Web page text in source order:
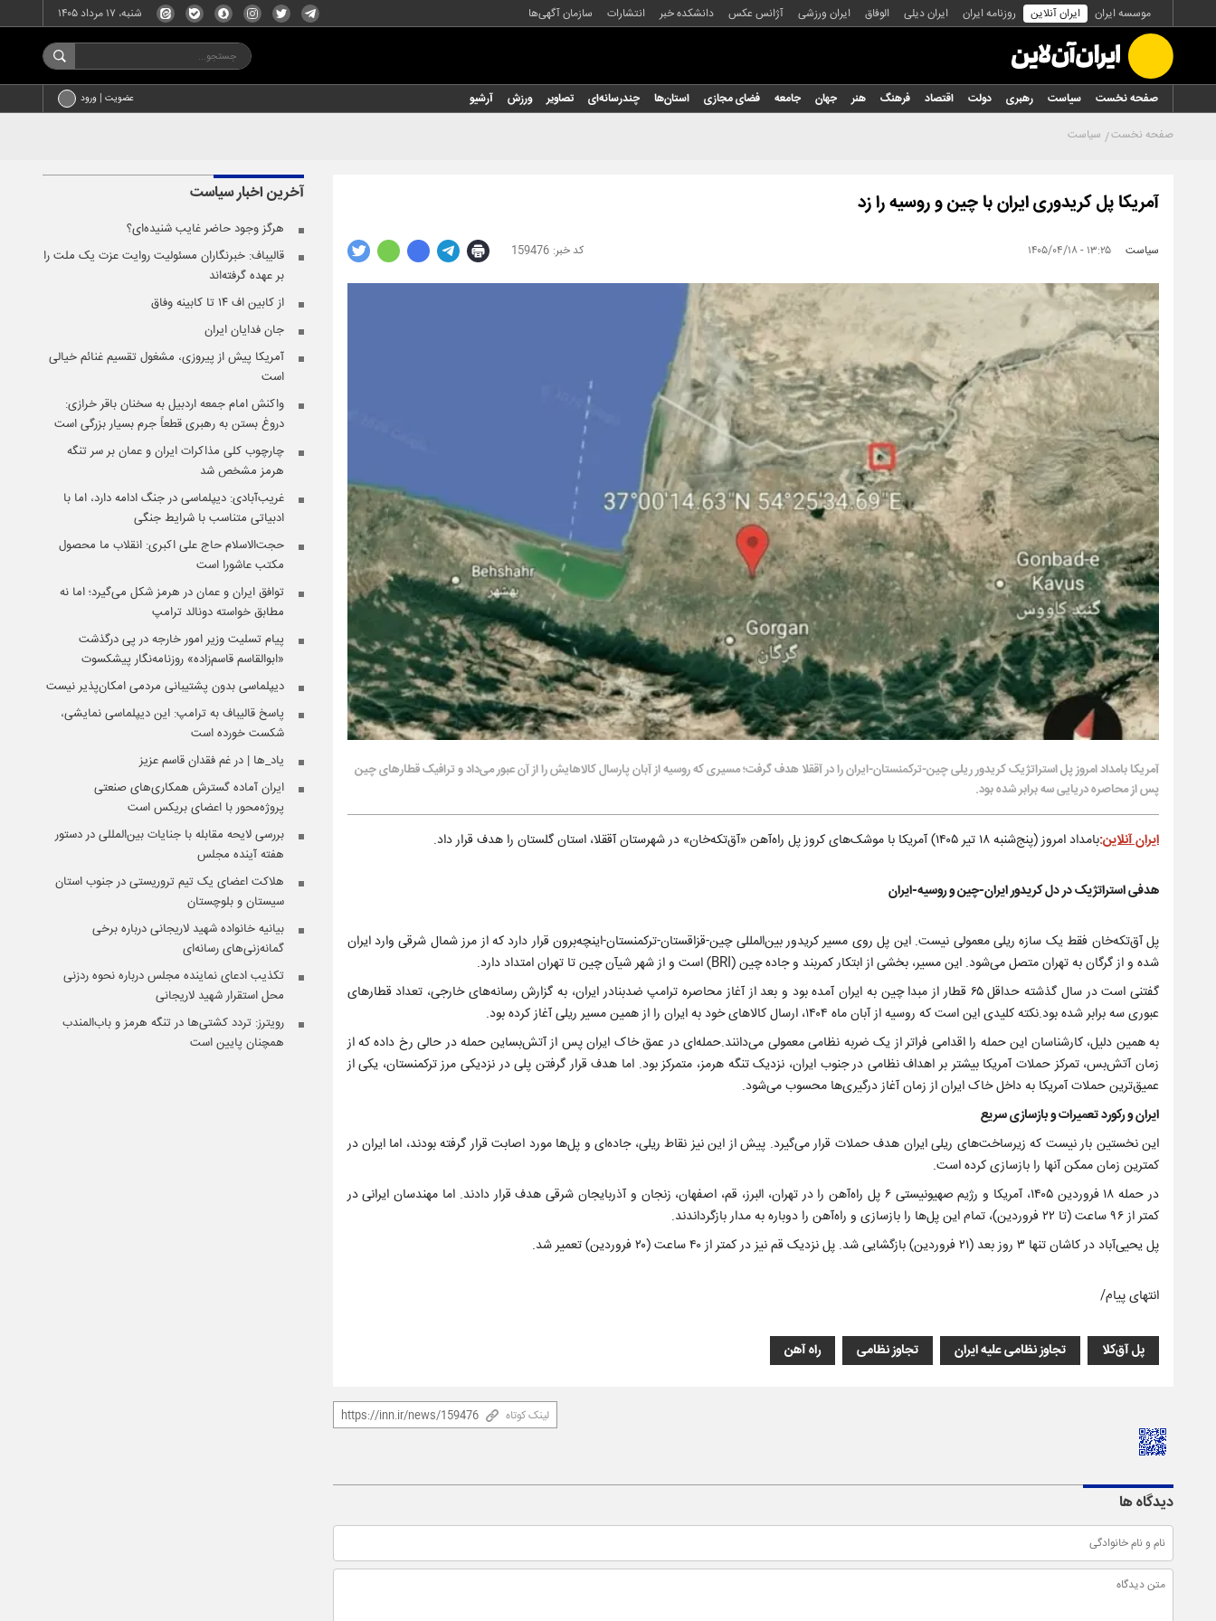
موسسه ایران ایران آنلاین روزنامه ایران ایران دیلی الوفاق ایران ورزشی آژانس عکس دانشکده خبر انتشارات سازمان آگهی‌ها شنبه، ۱۷ مرداد ۱۴۰۵
صفحه نخست سیاست رهبری دولت اقتصاد فرهنگ هنر جهان جامعه فضای مجازی استان‌ها چندرسانه‌ای تصاویر ورزش آرشیو عضویت | ورود
صفحه نخست سیاست
آمریکا پل کریدوری ایران با چین و روسیه را زد
سیاست ۱۳:۲۵ - ۱۴۰۵/۰۴/۱۸ 159476
آمریکا بامداد امروز پل استراتژیک کریدور ریلی چین-ترکمنستان-ایران را در آققلا هدف گرفت؛ مسیری که روسیه از آبان پارسال کالاهایش را از آن عبور می‌داد و ترافیک قطارهای چین
پس از محاصره دریایی سه برابر شده بود.
ایران آنلاین:بامداد امروز (پنج‌شنبه ۱۸ تیر ۱۴۰۵) آمریکا با موشک‌های کروز پل راه‌آهن «آق‌تکه‌خان» در شهرستان آققلا، استان گلستان را هدف قرار داد.
هدفی استراتژیک در دل کریدور ایران-چین و روسیه-ایران
پل آق‌تکه‌خان فقط یک سازه ریلی معمولی نیست. این پل روی مسیر کریدور بین‌المللی چین-قزاقستان-ترکمنستان-اینچه‌برون قرار دارد که از مرز شمال شرقی وارد ایران
شده و از گرگان به تهران متصل می‌شود. این مسیر، بخشی از ابتکار کمربند و جاده چین (BRI) است و از شهر شیآن چین تا تهران امتداد دارد.
گفتنی است در سال گذشته حداقل ۶۵ قطار از مبدا چین به ایران آمده بود و بعد از آغاز محاصره ترامپ ضدبنادر ایران، به گزارش رسانه‌های خارجی، تعداد قطارهای
عبوری سه برابر شده بود.نکته کلیدی این است که روسیه از آبان ماه ۱۴۰۴، ارسال کالاهای خود به ایران را از همین مسیر ریلی آغاز کرده بود.
به همین دلیل، کارشناسان این حمله را اقدامی فراتر از یک ضربه نظامی معمولی می‌دانند.حمله‌ای در عمق خاک ایران پس از آتش‌بساین حمله در حالی رخ داده که از
زمان آتش‌بس، تمرکز حملات آمریکا بیشتر بر اهداف نظامی در جنوب ایران، نزدیک تنگه هرمز، متمرکز بود. اما هدف قرار گرفتن پلی در نزدیکی مرز ترکمنستان، یکی از
عمیق‌ترین حملات آمریکا به داخل خاک ایران از زمان آغاز درگیری‌ها محسوب می‌شود.
ایران و رکورد تعمیرات و بازسازی سریع
این نخستین بار نیست که زیرساخت‌های ریلی ایران هدف حملات قرار می‌گیرد. پیش از این نیز نقاط ریلی، جاده‌ای و پل‌ها مورد اصابت قرار گرفته بودند، اما ایران در
کمترین زمان ممکن آنها را بازسازی کرده است.
در حمله ۱۸ فروردین ۱۴۰۵، آمریکا و رژیم صهیونیستی ۶ پل راه‌آهن را در تهران، البرز، قم، اصفهان، زنجان و آذربایجان شرقی هدف قرار دادند. اما مهندسان ایرانی در
کمتر از ۹۶ ساعت (تا ۲۲ فروردین)، تمام این پل‌ها را بازسازی و راه‌آهن را دوباره به مدار بازگرداندند.
پل یحیی‌آباد در کاشان تنها ۳ روز بعد (۲۱ فروردین) بازگشایی شد. پل نزدیک قم نیز در کمتر از ۴۰ ساعت (۲۰ فروردین) تعمیر شد.
انتهای پیام/
پل آق‌کلا تجاوز نظامی علیه ایران تجاوز نظامی راه آهن
لینک کوتاه
دیدگاه ها
آخرین اخبارسیاست
هرگز وجود حاضر غایب شنیده‌ای؟
قالیباف: خبرنگاران مسئولیت روایت عزت یک ملت را
بر عهده گرفته‌اند
از کابین اف ۱۴ تا کابینه وفاق
جان فدایان ایران
آمریکا پیش از پیروزی، مشغول تقسیم غنائم خیالی
است
واکنش امام جمعه اردبیل به سخنان باقر خرازی:
دروغ بستن به رهبری قطعاً جرم بسیار بزرگی است
چارچوب کلی مذاکرات ایران و عمان بر سر تنگه
هرمز مشخص شد
غریب‌آبادی: دیپلماسی در جنگ ادامه دارد، اما با
ادبیاتی متناسب با شرایط جنگی
حجت‌الاسلام حاج علی اکبری: انقلاب ما محصول
مکتب عاشورا است
توافق ایران و عمان در هرمز شکل می‌گیرد؛ اما نه
مطابق خواسته دونالد ترامپ
پیام تسلیت وزیر امور خارجه در پی درگذشت
«ابوالقاسم قاسم‌زاده» روزنامه‌نگار پیشکسوت
دیپلماسی بدون پشتیبانی مردمی امکان‌پذیر نیست
پاسخ قالیباف به ترامپ: این دیپلماسی نمایشی،
شکست خورده است
یاد_ها | در غم فقدان قاسم عزیز
ایران آماده گسترش همکاری‌های صنعتی
پروژه‌محور با اعضای بریکس است
بررسی لایحه مقابله با جنایات بین‌المللی در دستور
هفته آینده مجلس
هلاکت اعضای یک تیم تروریستی در جنوب استان
سیستان و بلوچستان
بیانیه خانواده شهید لاریجانی درباره برخی
گمانه‌زنی‌های رسانه‌ای
تکذیب ادعای نماینده مجلس درباره نحوه ردزنی
محل استقرار شهید لاریجانی
رویترز: تردد کشتی‌ها در تنگه هرمز و باب‌المندب
همچنان پایین است